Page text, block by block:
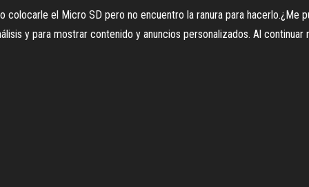
colocarle el Micro SD pero no encuentro la ranura para hacerlo.¿Me
y para mostrar contenido y anuncios personalizados. Al